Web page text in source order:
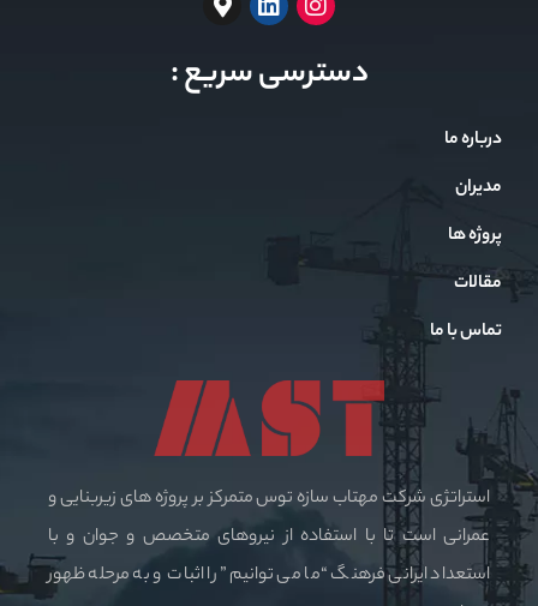
دسترسی سریع :
درباره ما
مدیران
پروژه ها
مقالات
تماس با ما
استراتژی شرکت مهتاب سازه توس متمرکز بر پروژه های زیربنایی و
عمرانی است تا با استفاده از نیروهای متخصص و جوان و با
استعداد ایرانی فرهنگ “ما می توانیم” را اثبات و به مرحله ظهور